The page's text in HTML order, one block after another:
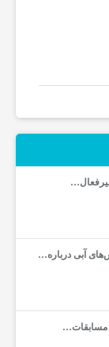
آبی درباره…